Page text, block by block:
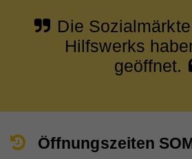
Die
Hilfswerks
geöffnet.
Öffnungszeiten